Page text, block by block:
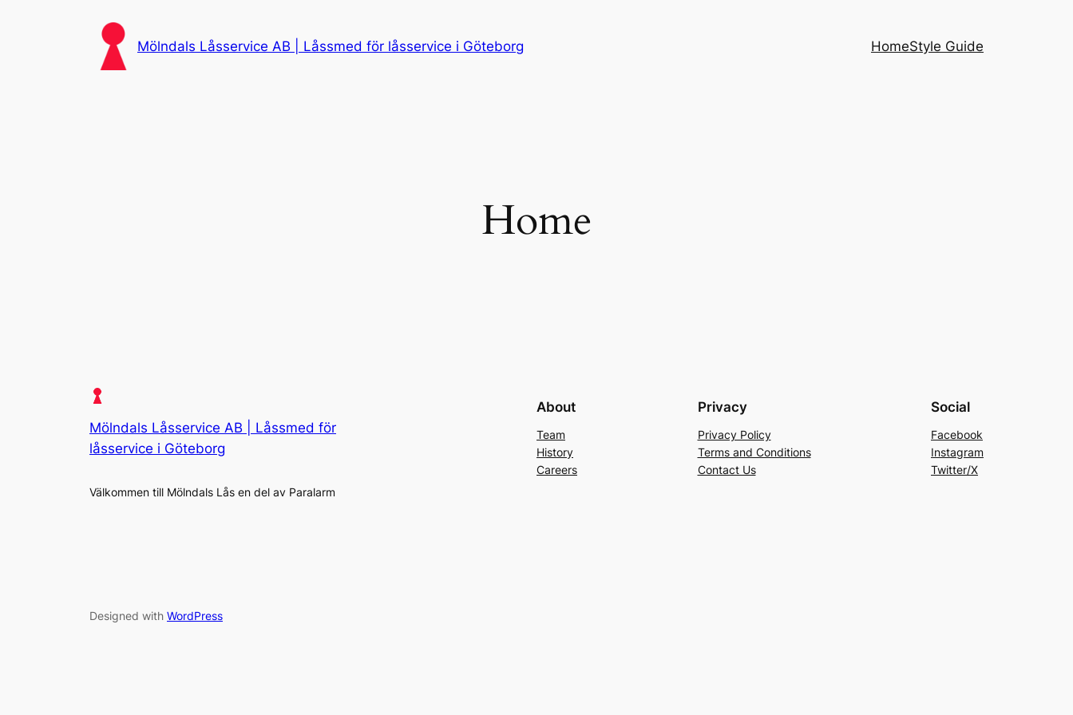
Mölndals Låsservice AB | Låssmed för låsservice i Göteborg HomeStyle Guide
Home
Mölndals Låsservice AB | Låssmed för
låsservice i Göteborg
Välkommen till Mölndals Lås en del av Paralarm
About
Team
History
Careers
Privacy
Privacy Policy
Terms and Conditions
Contact Us
Social
Facebook
Instagram
Twitter/X
Designed with WordPress